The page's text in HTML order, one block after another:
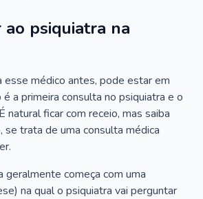
ao psiquiatra na
esse médico antes, pode estar em
a primeira consulta no psiquiatra e o
natural ficar com receio, mas saiba
se trata de uma consulta médica
geralmente começa com uma
na qual o psiquiatra vai perguntar